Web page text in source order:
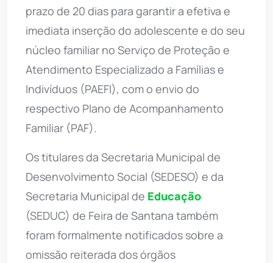
prazo de 20 dias para garantir a efetiva e
imediata inserção do adolescente e do seu
núcleo familiar no Serviço de Proteção e
Atendimento Especializado a Famílias e
Indivíduos (PAEFI), com o envio do
respectivo Plano de Acompanhamento
Familiar (PAF).
Os titulares da Secretaria Municipal de
Desenvolvimento Social (SEDESO) e da
Secretaria Municipal de Educação
(SEDUC) de Feira de Santana também
foram formalmente notificados sobre a
omissão reiterada dos órgãos